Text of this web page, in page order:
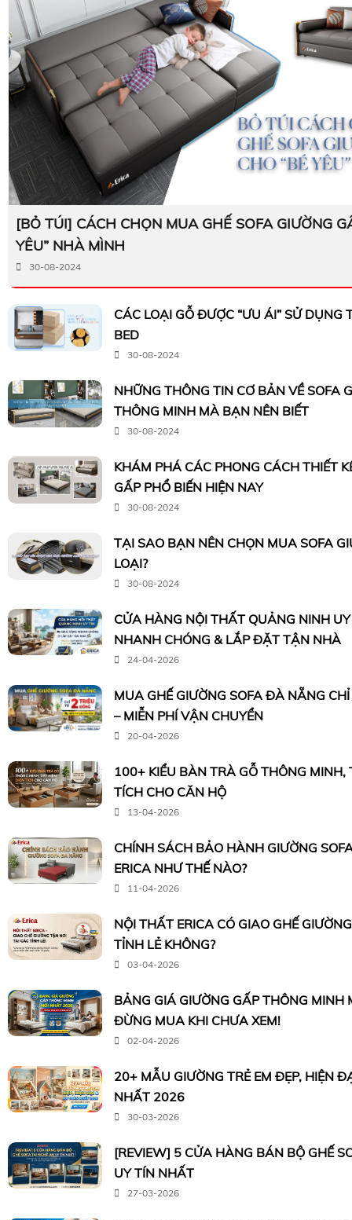
[BỎ TÚI] CÁCH CHỌN MUA GHẾ SOFA GIƯỜNG
YÊU” NHÀ MÌNH
30-08-2024
CÁC LOẠI GỖ ĐƯỢC “ƯU ÁI” SỬ DỤNG
BED
30-08-2024
NHỮNG THÔNG TIN CƠ BẢN VỀ SOFA
THÔNG MINH MÀ BẠN NÊN BIẾT
30-08-2024
KHÁM PHÁ CÁC PHONG CÁCH THIẾT
GẤP PHỔ BIẾN HIỆN NAY
30-08-2024
TẠI SAO BẠN NÊN CHỌN MUA SOFA
LOẠI?
30-08-2024
CỬA HÀNG NỘI THẤT QUẢNG NINH
NHANH CHÓNG & LẮP ĐẶT TẬN NHÀ
24-04-2026
MUA GHẾ GIƯỜNG SOFA ĐÀ NẴNG
– MIỄN PHÍ VẬN CHUYỂN
20-04-2026
100+ KIỂU BÀN TRÀ GỖ THÔNG MINH,
TÍCH CHO CĂN HỘ
13-04-2026
CHÍNH SÁCH BẢO HÀNH GIƯỜNG
ERICA NHƯ THẾ NÀO?
11-04-2026
NỘI THẤT ERICA CÓ GIAO GHẾ
TỈNH LẺ KHÔNG?
03-04-2026
BẢNG GIÁ GIƯỜNG GẤP THÔNG
ĐỪNG MUA KHI CHƯA XEM!
02-04-2026
20+ MẪU GIƯỜNG TRẺ EM ĐẸP, HIỆN
NHẤT 2026
30-03-2026
[REVIEW] 5 CỬA HÀNG BÁN BỘ GHẾ
UY TÍN NHẤT
27-03-2026